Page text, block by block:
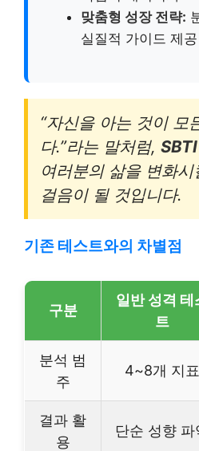
맞춤형 성장 전략:
실질적 가이드 제공
“자신을 아는 것이 모
다.”라는 말처럼,
여러분의 삶을 변화
걸음이 될 것입니다.
기존 테스트와의 차별점
구분
일반 성격 테
트
분석 범
주
4~8개 지표
결과 활
용
단순 성향 파